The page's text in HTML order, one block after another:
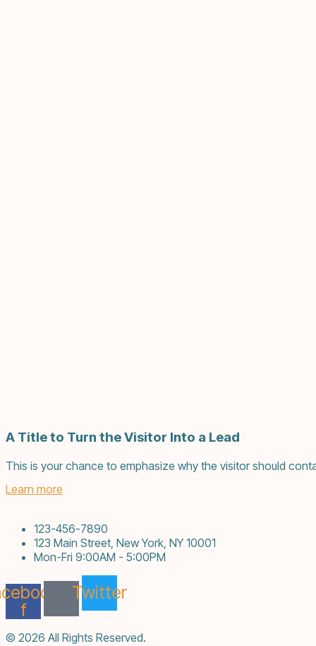
A Title to Turn the Visitor Into a Lead
This is your chance to emphasize why the visitor should
Learn more
123-456-7890
123 Main Street, New York, NY 10001
Mon-Fri 9:00AM - 5:00PM
f
Twitter
© 2026 All Rights Reserved.